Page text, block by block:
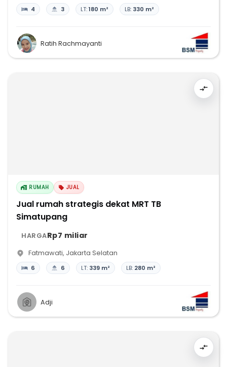
4 3 LT:180 m² LB: 330 m²
Ratih Rachmayanti
RUMAH JUAL
Jual rumah strategis dekat MRT TB
Simatupang
HARGARp7 miliar
Fatmawati, Jakarta Selatan
6 6 LT: 339 m² LB: 280 m²
Adji